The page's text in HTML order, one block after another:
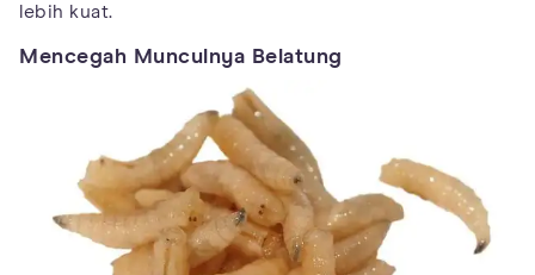
lebih kuat.
Mencegah Munculnya Belatung